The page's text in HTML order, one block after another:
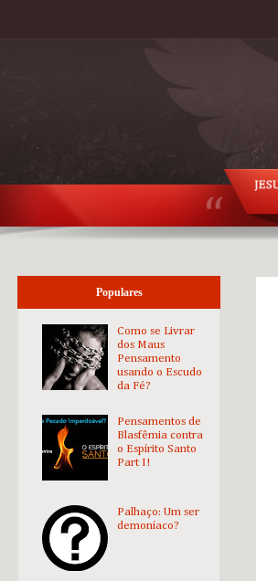
Populares
Como se Livrar
dos Maus
Pensamento
usando o Escudo
da Fé?
Pensamentos de
Blasfêmia contra
o Espírito Santo
Part I!
Palhaço: Um ser
demoníaco?